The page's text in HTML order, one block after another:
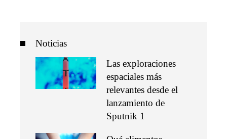
Noticias
Las exploraciones
espaciales más
relevantes desde el
lanzamiento de
Sputnik 1